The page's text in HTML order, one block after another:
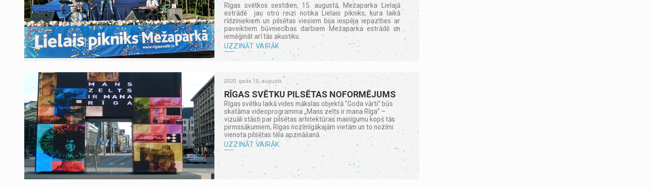
Rīgas svētkos sestdien, 15. augustā, Mežaparka Lielajā
estrādē jau otro reizi notika Lielais pikniks, kura laikā
rīdziniekiem un pilsētas viesiem bija iespēja iepazīties ar
paveiktiem būvniecības darbiem Mežaparka estrādē un
iemēģināt arī tās akustiku.
UZZINĀT VAIRĀK
2020. gada 10. augusts
RĪGAS SVĒTKU PILSĒTAS NOFORMĒJUMS
Rīgas svētku laikā vides mākslas objektā "Goda vārti” būs
skatāma videoprogramma „Mans zelts ir mana Rīga” –
vizuāli stāsti par pilsētas arhitektūras mainīgumu kopš tās
pirmssākumiem, Rīgas nozīmīgākajām vietām un to nozīmi
vienota pilsētas tēla apzināšanā.
UZZINĀT VAIRĀK